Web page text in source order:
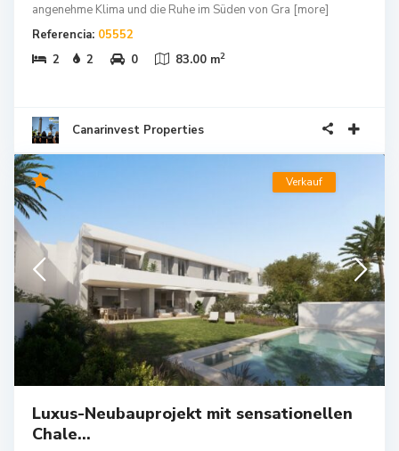
angenehme Klima und die Ruhe im Süden von Gra [more]
Referencia: 05552
2
2 0 83.00 m2
Canarinvest Properties
Verkauf
Luxus-Neubauprojekt mit sensationellen
Chale...